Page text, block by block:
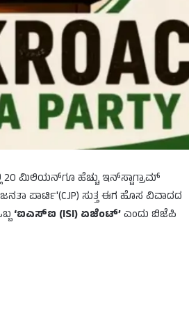
20 ಮಿಲಿಯನ್‌ಗೂ ಹೆಚ್ಚು ಇನ್‌ಸ್ಟಾಗ್ರಾಮ್
ಪಾರ್ಟಿ'(CJP) ಸುತ್ತ ಈಗ ಹೊಸ ವಿವಾದದ
‘ಐಎಸ್‌ಐ (ISI) ಏಜೆಂಟ್’ಎಂದು ಬಿಜೆಪಿ